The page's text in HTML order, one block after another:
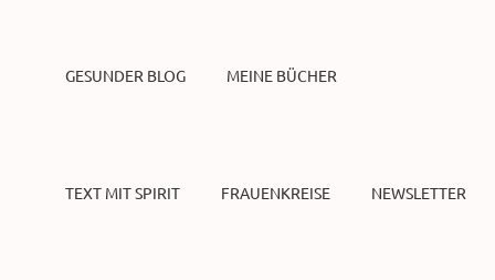
GESUNDER BLOG MEINE BÜCHER
TEXT MIT SPIRIT FRAUENKREISE NEWSLETTER